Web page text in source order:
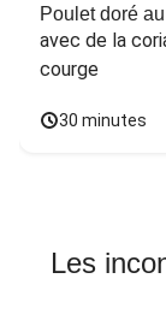
Poulet doré
avec de la
courge
30 minutes
Les